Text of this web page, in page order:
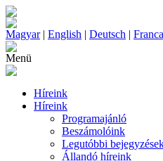
Magyar| English | Deutsch |
Menü
Híreink
Híreink
Programajánló
Beszámolóink
Legutóbbi
Állandó híreink